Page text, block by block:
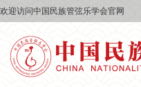
欢迎访问中国民族管弦乐学会官网